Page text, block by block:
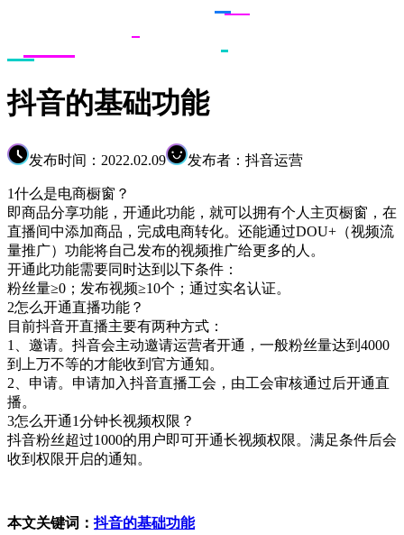
抖音的基础功能
发布时间：2022.02.09 发布者：抖音运营
1什么是电商橱窗？
即商品分享功能，开通此功能，就可以拥有个人主页橱窗，在
直播间中添加商品，完成电商转化。还能通过DOU+（视频流
量推广）功能将自己发布的视频推广给更多的人。
开通此功能需要同时达到以下条件：
粉丝量≥0；发布视频≥10个；通过实名认证。
2怎么开通直播功能？
目前抖音开直播主要有两种方式：
1、邀请。抖音会主动邀请运营者开通，一般粉丝量达到4000
到上万不等的才能收到官方通知。
2、申请。申请加入抖音直播工会，由工会审核通过后开通直
播。
3怎么开通1分钟长视频权限？
抖音粉丝超过1000的用户即可开通长视频权限。满足条件后会
收到权限开启的通知。
本文关键词：抖音的基础功能